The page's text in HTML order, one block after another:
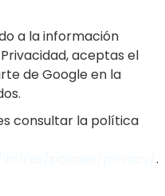
a la información
aceptas el
de Google en la
consultar la política
.